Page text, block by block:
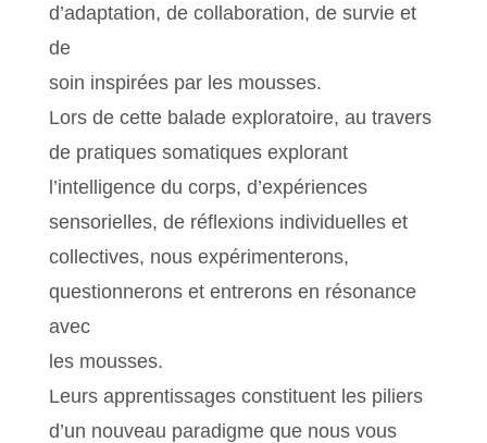
d’adaptation, de collaboration, de survie et
de
soin inspirées par les mousses.
Lors de cette balade exploratoire, au travers
de pratiques somatiques explorant
l’intelligence du corps, d’expériences
sensorielles, de réflexions individuelles et
collectives, nous expérimenterons,
questionnerons et entrerons en résonance
avec
les mousses.
Leurs apprentissages constituent les piliers
d’un nouveau paradigme que nous vous